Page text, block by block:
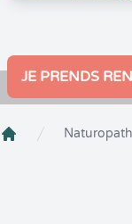
JE PRENDS